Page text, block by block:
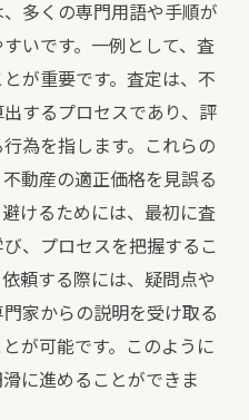
多くの専門用語や手順が
いです。一例として、査
が重要です。査定は、不
するプロセスであり、評
為を指します。これらの
動産の適正価格を見誤る
けるためには、最初に査
、プロセスを把握するこ
頼する際には、疑問点や
家からの説明を受け取る
が可能です。このように
に進めることができま